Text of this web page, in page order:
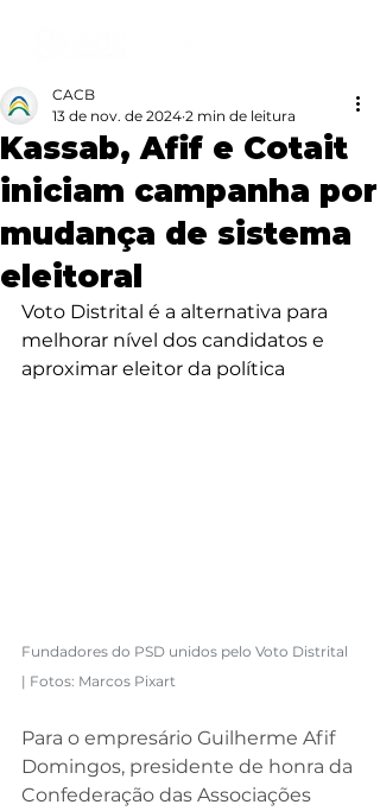
Kassab, Afif e Cotait
iniciam campanha por
mudança de sistema
eleitoral
CACB
13 de nov. de 2024 2 min de leitura
Voto Distrital é a alternativa para
melhorar nível dos candidatos e
aproximar eleitor da política
Fundadores do PSD unidos pelo Voto Distrital
| Fotos: Marcos Pixart
Para o empresário Guilherme Afif
Domingos, presidente de honra da
Confederação das Associações